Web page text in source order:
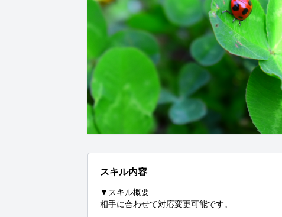
スキル内容
▼スキル概要
相手に合わせて対応変更可能です。